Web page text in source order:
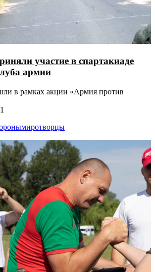
участие в спартакиаде
армии
в рамках акции «Армия против
миротворцы